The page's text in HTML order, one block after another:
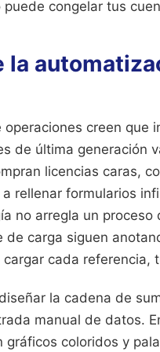
congelar tus
la
creen que
de última generación
licencias caras,
rellenar formularios
no arregla un
de carga siguen
cada referencia,
la cadena de
manual de datos.
gráficos coloridos y